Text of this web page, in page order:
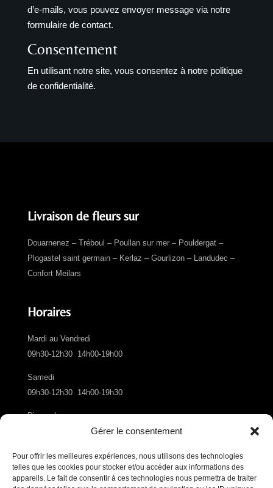
Gérer le consentement
Pour offrir les meilleures expériences, nous utilisons des technologies
telles que les cookies pour stocker et/ou accéder aux informations des
appareils. Le fait de consentir à ces technologies nous permettra de traiter
d’e-mails, vous pouvez envoyer message via notre
formulaire de contact.
Consentement
En utilisant notre site, vous consentez à notre politique
de confidentialité.
Livraison de fleurs sur
Douarnenez – Tréboul – Poullan sur mer – Pouldergat –
Plogastel saint germain – Kerlaz – Gourlizon – Landudec –
Confort Meilars
Horaires
Mardi au Vendredi
09h30-12h30 14h00-19h00
Samedi
09h30-12h30 14h00-19h30
Dimanche